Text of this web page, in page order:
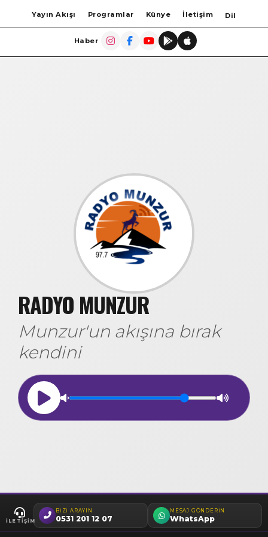
Yayın Akışı Programlar Künye İletişim Dil
Haber
RADYO MUNZUR
Munzur'un akışına bırak
kendini
İLETIŞIM
BIZI ARAYIN
0531 201 12 07
MESAJ GÖNDERIN
WhatsApp